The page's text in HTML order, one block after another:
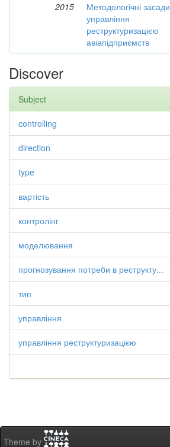
2015
Методологічні засади
управління
реструктуризацією
авіапідприємств
Discover
Subject
controlling
direction
type
вартість
контролінг
моделювання
прогнозування потреби в реструкту...
тип
управління
управління реструктуризацією
Theme by